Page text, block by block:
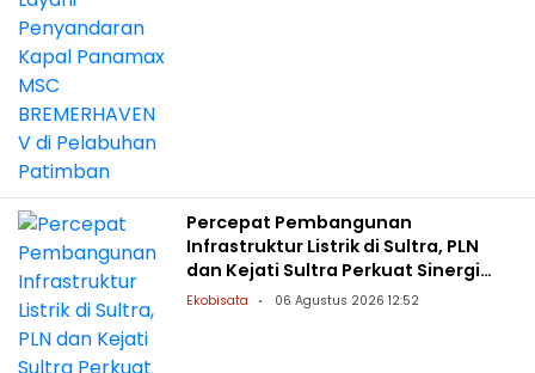
Percepat Pembangunan
Infrastruktur Listrik di Sultra, PLN
dan Kejati Sultra Perkuat Sinergi
Hukum
Ekobisata 06 Agustus 2026 12:52